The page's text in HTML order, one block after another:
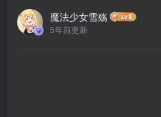
魔法少女雪殇
5年前更新